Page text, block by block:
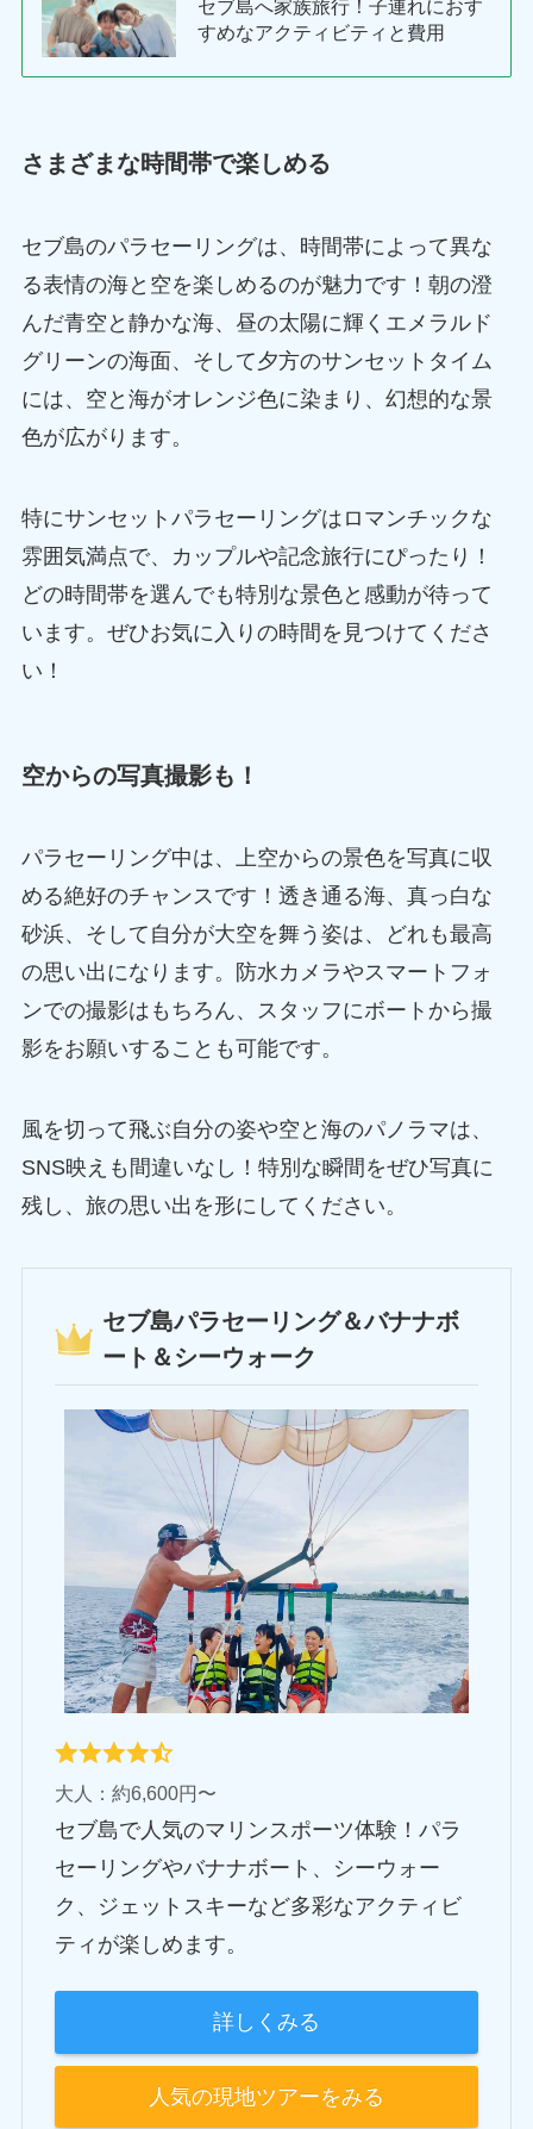
セブ島へ家族旅行！子連れにおす
すめなアクティビティと費用
さまざまな時間帯で楽しめる
セブ島のパラセーリングは、時間帯によって異な
る表情の海と空を楽しめるのが魅力です！朝の澄
んだ青空と静かな海、昼の太陽に輝くエメラルド
グリーンの海面、そして夕方のサンセットタイム
には、空と海がオレンジ色に染まり、幻想的な景
色が広がります。
特にサンセットパラセーリングはロマンチックな
雰囲気満点で、カップルや記念旅行にぴったり！
どの時間帯を選んでも特別な景色と感動が待って
います。ぜひお気に入りの時間を見つけてくださ
い！
空からの写真撮影も！
パラセーリング中は、上空からの景色を写真に収
める絶好のチャンスです！透き通る海、真っ白な
砂浜、そして自分が大空を舞う姿は、どれも最高
の思い出になります。防水カメラやスマートフォ
ンでの撮影はもちろん、スタッフにボートから撮
影をお願いすることも可能です。
風を切って飛ぶ自分の姿や空と海のパノラマは、
SNS映えも間違いなし！特別な瞬間をぜひ写真に
残し、旅の思い出を形にしてください。
セブ島パラセーリング＆バナナボ
ート＆シーウォーク
大人：約6,600円〜
セブ島で人気のマリンスポーツ体験！パラ
セーリングやバナナボート、シーウォー
ク、ジェットスキーなど多彩なアクティビ
ティが楽しめます。
詳しくみる
人気の現地ツアーをみる